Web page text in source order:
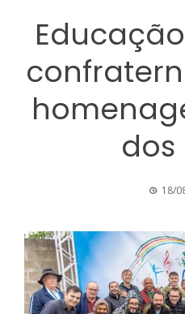
dos
18/